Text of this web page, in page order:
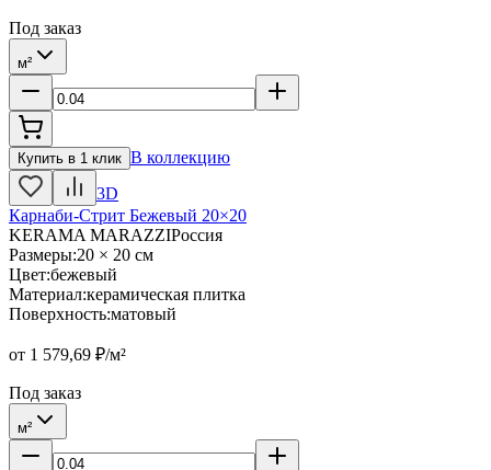
Под заказ
м²
Купить в 1 клик В коллекцию
3D
Карнаби-Стрит Бежевый 20×20
KERAMA MARAZZIРоссия
Размеры:20 × 20 см
Цвет:бежевый
Материал:керамическая плитка
Поверхность:матовый
от 1 579,69 ₽/м²
Под заказ
м²